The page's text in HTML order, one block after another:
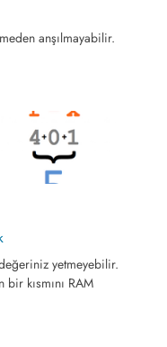
anşılmayabilir.
yetmeyebilir.
kısmını RAM